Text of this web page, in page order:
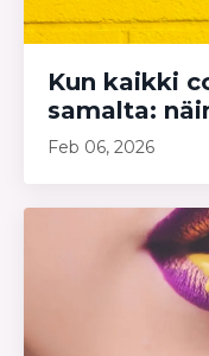
Kun kaikki
samalta:
Feb 06, 2026